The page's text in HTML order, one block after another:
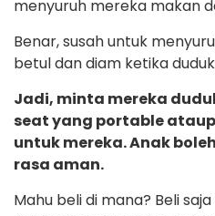
menyuruh mereka makan
Benar, susah untuk
betul dan diam ketika
Jadi, minta mereka
seat yang portable
untuk mereka. Anak
rasa aman.
Mahu beli di mana? Beli